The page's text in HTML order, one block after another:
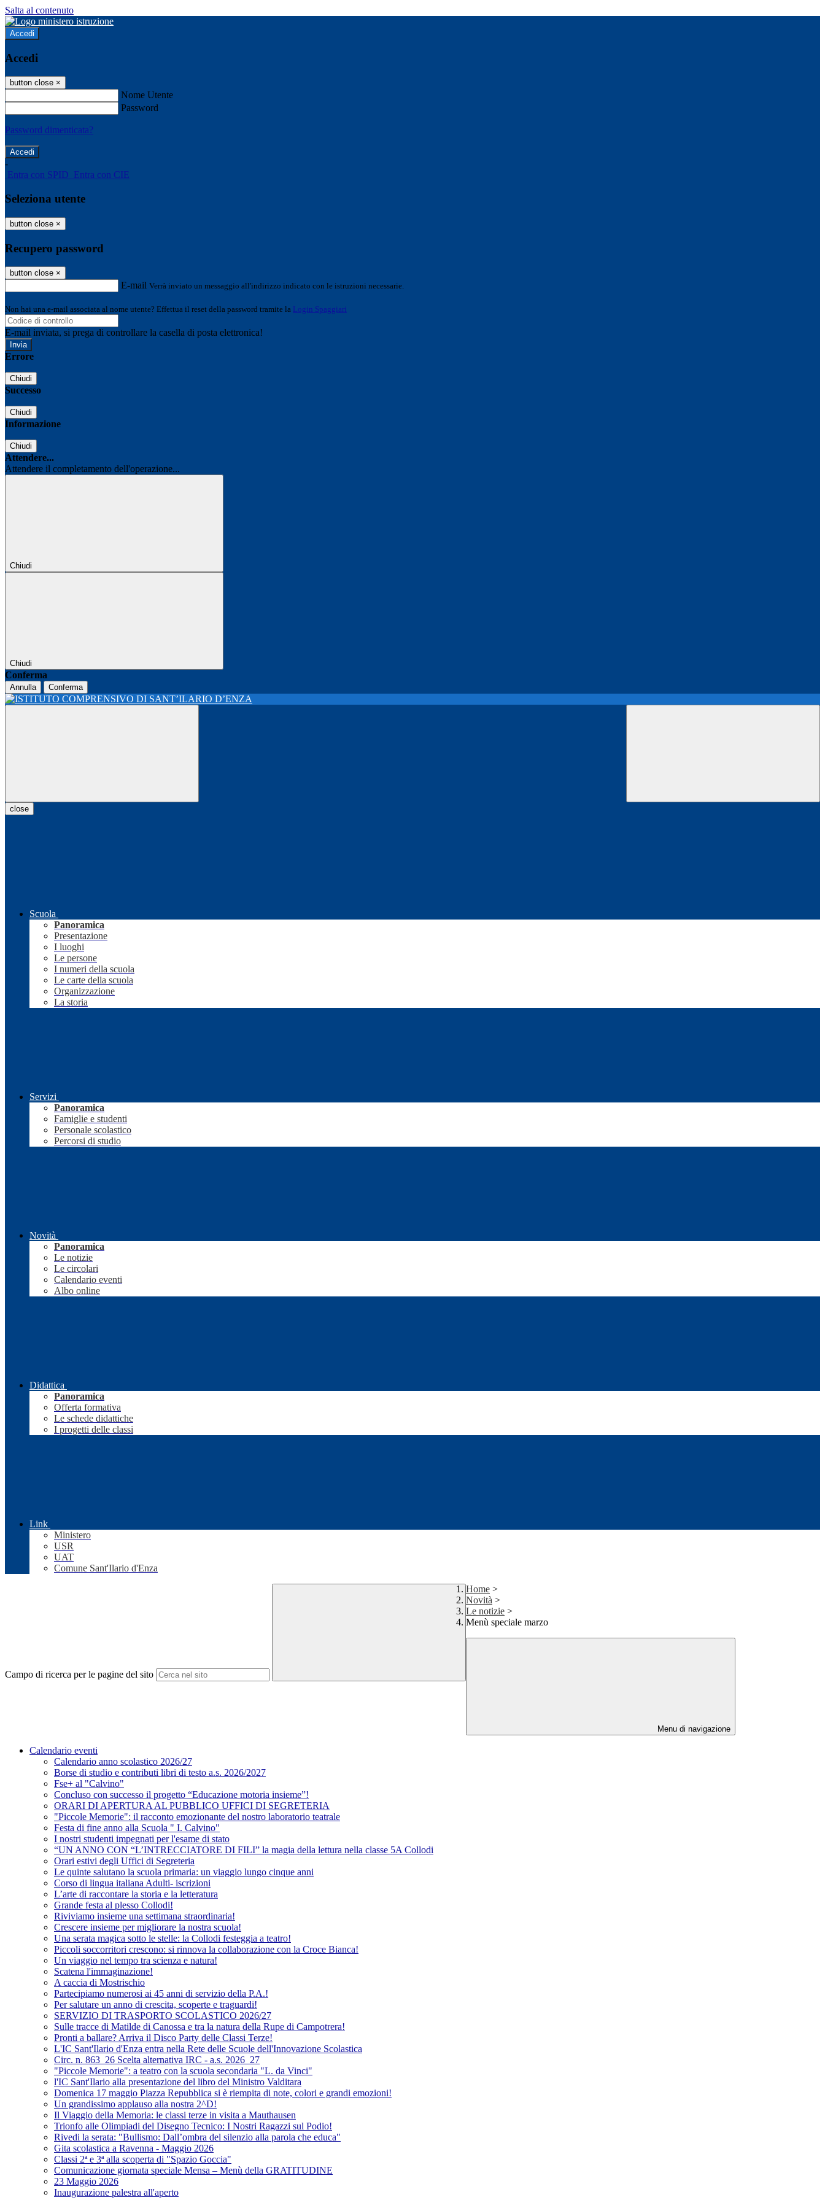
Salta al contenuto
Accedi
Accedi
button close ×
Nome Utente
Password
Password dimenticata?
-
Entra con SPID Entra con CIE
Seleziona utente
button close ×
Recupero password
button close ×
E-mail Verrà inviato un messaggio all'indirizzo indicato con le istruzioni necessarie.
Non hai una e-mail associata al nome utente? Effettua il reset della password tramite la Login Spaggiari
E-mail inviata, si prega di controllare la casella di posta elettronica!
Errore
Chiudi
Successo
Chiudi
Informazione
Chiudi
Attendere...
Attendere il completamento dell'operazione...
Chiudi
Chiudi
Conferma
Annulla Conferma
close
Scuola
Panoramica
Presentazione
I luoghi
Le persone
I numeri della scuola
Le carte della scuola
Organizzazione
La storia
Servizi
Panoramica
Famiglie e studenti
Personale scolastico
Percorsi di studio
Novità
Panoramica
Le notizie
Le circolari
Calendario eventi
Albo online
Didattica
Panoramica
Offerta formativa
Le schede didattiche
I progetti delle classi
Link
Ministero
USR
UAT
Comune Sant'Ilario d'Enza
Campo di ricerca per le pagine del sito
Home >
Novità >
Le notizie >
Menù speciale marzo
Menu di navigazione
Calendario eventi
Calendario anno scolastico 2026/27
Borse di studio e contributi libri di testo a.s. 2026/2027
Fse+ al "Calvino"
Concluso con successo il progetto “Educazione motoria insieme”!
ORARI DI APERTURA AL PUBBLICO UFFICI DI SEGRETERIA
"Piccole Memorie": il racconto emozionante del nostro laboratorio teatrale
Festa di fine anno alla Scuola " I. Calvino"
I nostri studenti impegnati per l'esame di stato
“UN ANNO CON “L’INTRECCIATORE DI FILI” la magia della lettura nella classe 5A Collodi
Orari estivi degli Uffici di Segreteria
Le quinte salutano la scuola primaria: un viaggio lungo cinque anni
Corso di lingua italiana Adulti- iscrizioni
L’arte di raccontare la storia e la letteratura
Grande festa al plesso Collodi!
Riviviamo insieme una settimana straordinaria!
Crescere insieme per migliorare la nostra scuola!
Una serata magica sotto le stelle: la Collodi festeggia a teatro!
Piccoli soccorritori crescono: si rinnova la collaborazione con la Croce Bianca!
Un viaggio nel tempo tra scienza e natura!
Scatena l'immaginazione!
A caccia di Mostrischio
Partecipiamo numerosi ai 45 anni di servizio della P.A.!
Per salutare un anno di crescita, scoperte e traguardi!
SERVIZIO DI TRASPORTO SCOLASTICO 2026/27
Sulle tracce di Matilde di Canossa e tra la natura della Rupe di Campotrera!
Pronti a ballare? Arriva il Disco Party delle Classi Terze!
L'IC Sant'Ilario d'Enza entra nella Rete delle Scuole dell'Innovazione Scolastica
Circ. n. 863_26 Scelta alternativa IRC - a.s. 2026_27
"Piccole Memorie": a teatro con la scuola secondaria "L. da Vinci"
l'IC Sant'Ilario alla presentazione del libro del Ministro Valditara
Domenica 17 maggio Piazza Repubblica si è riempita di note, colori e grandi emozioni!
Un grandissimo applauso alla nostra 2^D!
Il Viaggio della Memoria: le classi terze in visita a Mauthausen
Trionfo alle Olimpiadi del Disegno Tecnico: I Nostri Ragazzi sul Podio!
Rivedi la serata: "Bullismo: Dall’ombra del silenzio alla parola che educa"
Gita scolastica a Ravenna - Maggio 2026
Classi 2ª e 3ª alla scoperta di "Spazio Goccia"
Comunicazione giornata speciale Mensa – Menù della GRATITUDINE
23 Maggio 2026
Inaugurazione palestra all'aperto